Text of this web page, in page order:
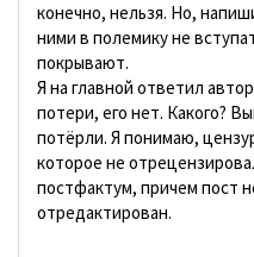
конечно, нельзя. Но,
ними в полемику не
покрывают.
Я на главной ответил
потери, его нет. Какого?
потёрли. Я понимаю,
которое не
постфактум, причем пост
отредактирован.